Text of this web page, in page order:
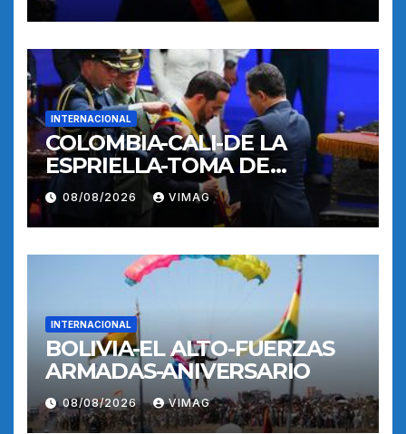
INTERNACIONAL
COLOMBIA-CALI-DE LA
ESPRIELLA-TOMA DE
POSESION
08/08/2026 VIMAG
INTERNACIONAL
BOLIVIA-EL ALTO-FUERZAS
ARMADAS-ANIVERSARIO
08/08/2026 VIMAG